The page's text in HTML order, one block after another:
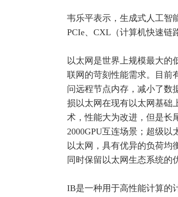
韦乐平表示，生成式人工智
PCIe、CXL（计算机快速链
以太网是世界上规模最大的
联网的苛刻性能需求。目前
问远程节点内存，减小了数
损以太网在现有以太网基础
术，性能大为改进，但是长
2000GPU互连场景；超级
以太网，具有优异的负荷均
同时保留以太网生态系统的
IB是一种用于高性能计算的